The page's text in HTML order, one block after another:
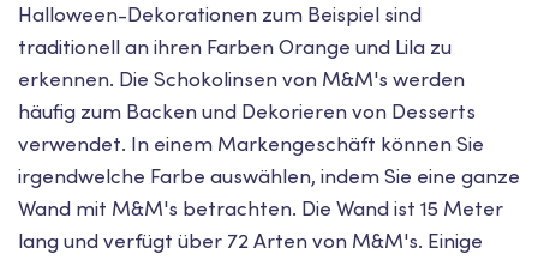
Halloween-Dekorationen zum Beispiel sind
traditionell an ihren Farben Orange und Lila zu
erkennen. Die Schokolinsen von M&M's werden
häufig zum Backen und Dekorieren von Desserts
verwendet. In einem Markengeschäft können Sie
irgendwelche Farbe auswählen, indem Sie eine ganze
Wand mit M&M's betrachten. Die Wand ist 15 Meter
lang und verfügt über 72 Arten von M&M's. Einige